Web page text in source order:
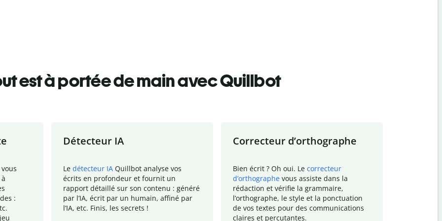
est à portée de main avec Quillbot
:
Détecteur IA
Le détecteur IA Quillbot analyse vos
écrits en profondeur et fournit un
rapport détaillé sur son contenu : généré
par l’IA, écrit par un humain, affiné par
l’IA, etc. Finis, les secrets !
Correcteur d’orthographe
Bien écrit ? Oh oui. Le correcteur
d’orthographe vous assiste dans la
rédaction et vérifie la grammaire,
l’orthographe, le style et la ponctuation
de vos textes pour des communications
claires et percutantes.